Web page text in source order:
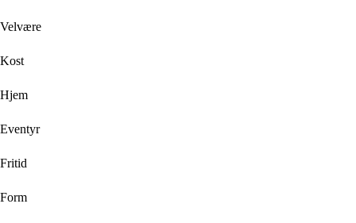
Velvære
Kost
Hjem
Eventyr
Fritid
Form